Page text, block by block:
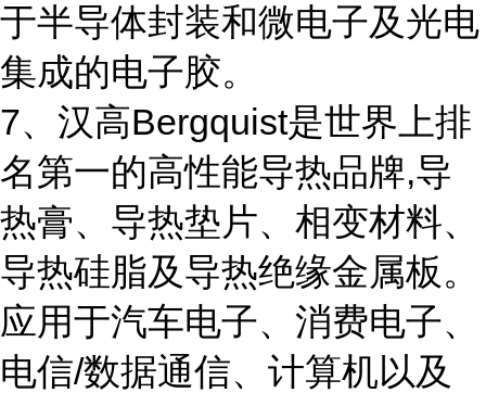
于半导体封装和微电子及光电
集成的电子胶。
7、汉高Bergquist是世界上排
名第一的高性能导热品牌,导
热膏、导热垫片、相变材料、
导热硅脂及导热绝缘金属板。
应用于汽车电子、消费电子、
电信/数据通信、计算机以及